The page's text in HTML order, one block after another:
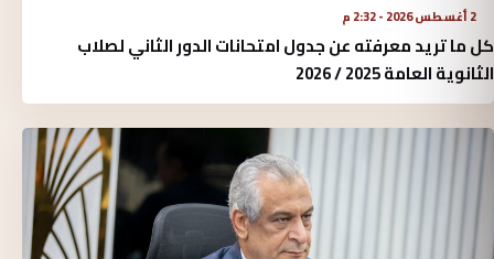
2 أغسطس 2026 - 2:32 م
كل ما تريد معرفته عن جدول امتحانات الدور الثاني لصلاب
الثانوية العامة 2025 / 2026